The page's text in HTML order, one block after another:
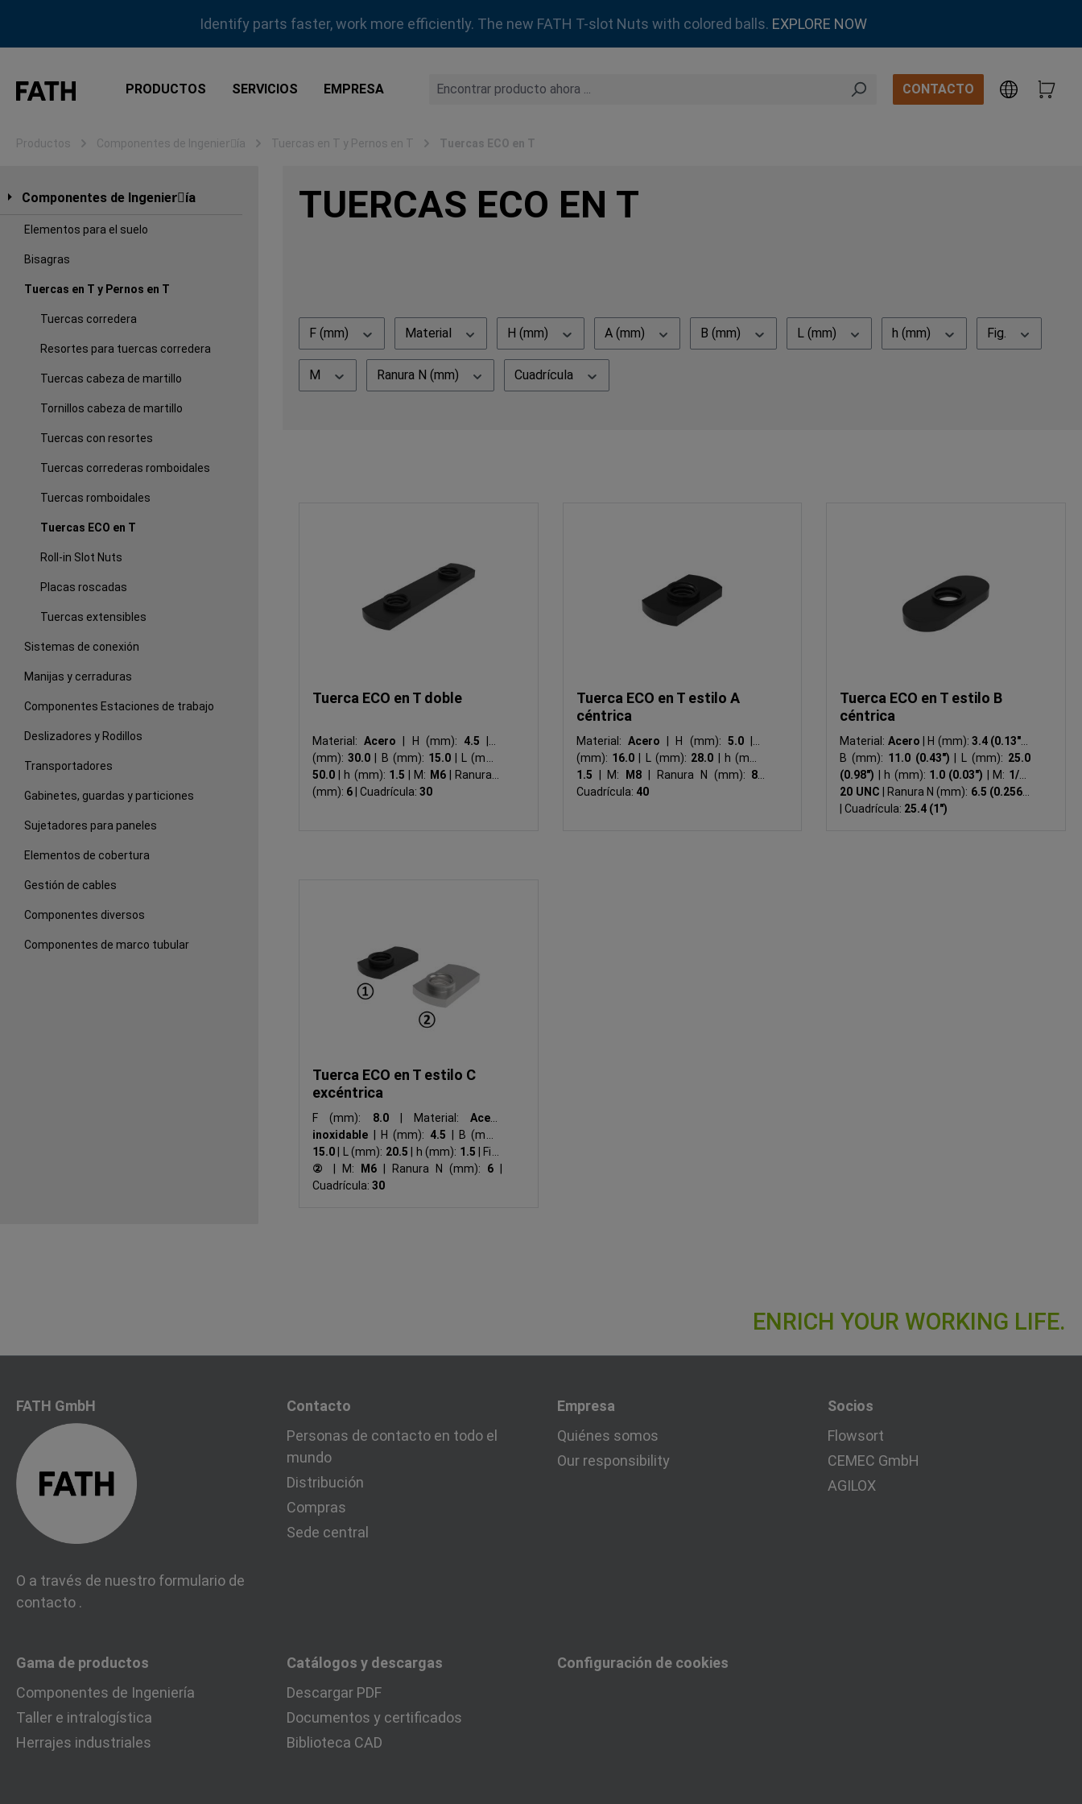
Saltar a la navegación principalIdentify parts faster, work more efficiently. The new FATH T-slot Nuts with colored balls. EXPLORE NOW
PRODUCTOS SERVICIOS EMPRESA CONTACTO
Productos Componentes de Ingenierِía Tuercas en T y Pernos en T Tuercas ECO en T
Componentes de Ingenierِía
Elementos para el suelo
Bisagras
Tuercas en T y Pernos en T
Tuercas corredera
Resortes para tuercas corredera
Tuercas cabeza de martillo
Tornillos cabeza de martillo
Tuercas con resortes
Tuercas correderas romboidales
Tuercas romboidales
Tuercas ECO en T
Roll-in Slot Nuts
Placas roscadas
Tuercas extensibles
Sistemas de conexión
Manijas y cerraduras
Componentes Estaciones de trabajo
Deslizadores y Rodillos
Transportadores
Gabinetes, guardas y particiones
Sujetadores para paneles
Elementos de cobertura
Gestión de cables
Componentes diversos
Componentes de marco tubular
TUERCAS ECO EN T
F (mm) Material H (mm) A (mm) B (mm) L (mm) h (mm) Fig.
M Ranura N (mm) Cuadrícula
Tuerca ECO en T doble
Material:Acero H (mm): 4.5
(mm):30.0 B (mm): 15.0
L (mm):
50.0
h (mm): 1.5 M: M6
Ranura N
(mm): 6 Cuadrícula: 30
Tuerca ECO en T estilo A
céntrica
Material: Acero H (mm): 5.0
(mm): 16.0 L (mm): 28.0
h (mm):
1.5
M: M8 Ranura N (mm): 8
Cuadrícula: 40
Tuerca ECO en T estilo B
céntrica
Material: Acero H (mm):3.4 (0.13")
B (mm): 11.0 (0.43") L (mm): 25.0
(0.98")
h (mm): 1.0 (0.03") M: 1/4-
20 UNC
Ranura N (mm): 6.5 (0.256")
Cuadrícula: 25.4 (1")
Tuerca ECO en T estilo C
excéntrica
F (mm): 8.0 Material:Acero
inoxidable
H (mm): 4.5
B (mm):
15.0
L (mm): 20.5 h (mm): 1.5
Fig.:
②
M: M6 Ranura N (mm): 6
Cuadrícula: 30
FATH GmbH
O a través de nuestro formulario de
contacto .
Contacto
Personas de contacto en todo el
mundo
Distribución
Compras
Sede central
Empresa
Quiénes somos
Our responsibility
Socios
Flowsort
CEMEC GmbH
AGILOX
Gama de productos
Componentes de Ingeniería
Taller e intralogística
Herrajes industriales
Catálogos y descargas
Descargar PDF
Documentos y certificados
Biblioteca CAD
Configuración de cookies